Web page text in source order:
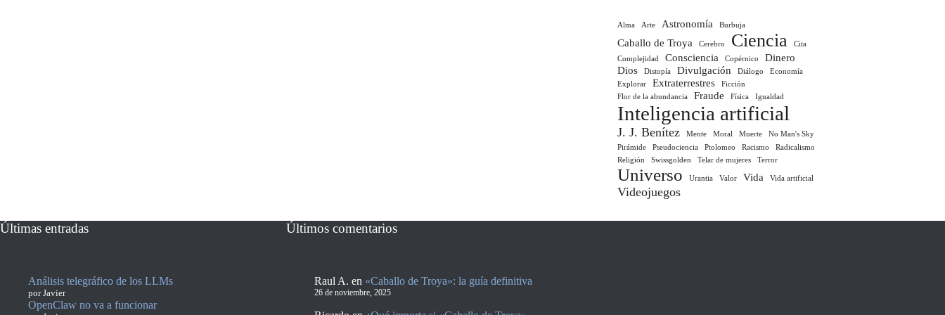
Alma Arte Astronomía Burbuja
Caballo de Troya Cerebro Ciencia
Cita
Complejidad
Consciencia Copérnico
Dinero
Dios
Distopía Divulgación Diálogo
Economía
Explorar
Extraterrestres
Ficción
Flor de la abundancia
Fraude Física Igualdad
Inteligencia artificial
J. J. Benítez Mente Moral Muerte
No Man's Sky
Pirámide
Pseudociencia Ptolomeo Racismo
Radicalismo
Religión
Swissgolden Telar de mujeres Terror
Universo Urantia Valor Vida Vida artificial
Videojuegos
Últimas entradas
Análisis telegráfico de los LLMs
por Javier
OpenClaw no va a funcionar
Últimos comentarios
Raul A. en «Caballo de Troya»: la guía definitiva
26 de noviembre, 2025